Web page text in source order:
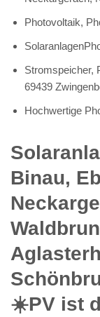
Photovoltaik,
Stromspeicher,
69439
Hochwertige
Binau,
☀️PV️ ist